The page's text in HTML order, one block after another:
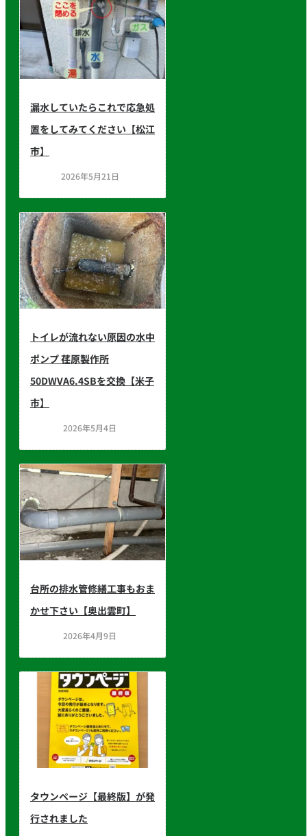
漏水していたらこれで応急処
置をしてみてください【松江
市】
2026年5月21日
トイレが流れない原因の水中
ポンプ 荏原製作所
50DWVA6.4SBを交換【米子
市】
2026年5月4日
台所の排水管修繕工事もおま
かせ下さい【奥出雲町】
2026年4月9日
タウンページ【最終版】が発
行されました